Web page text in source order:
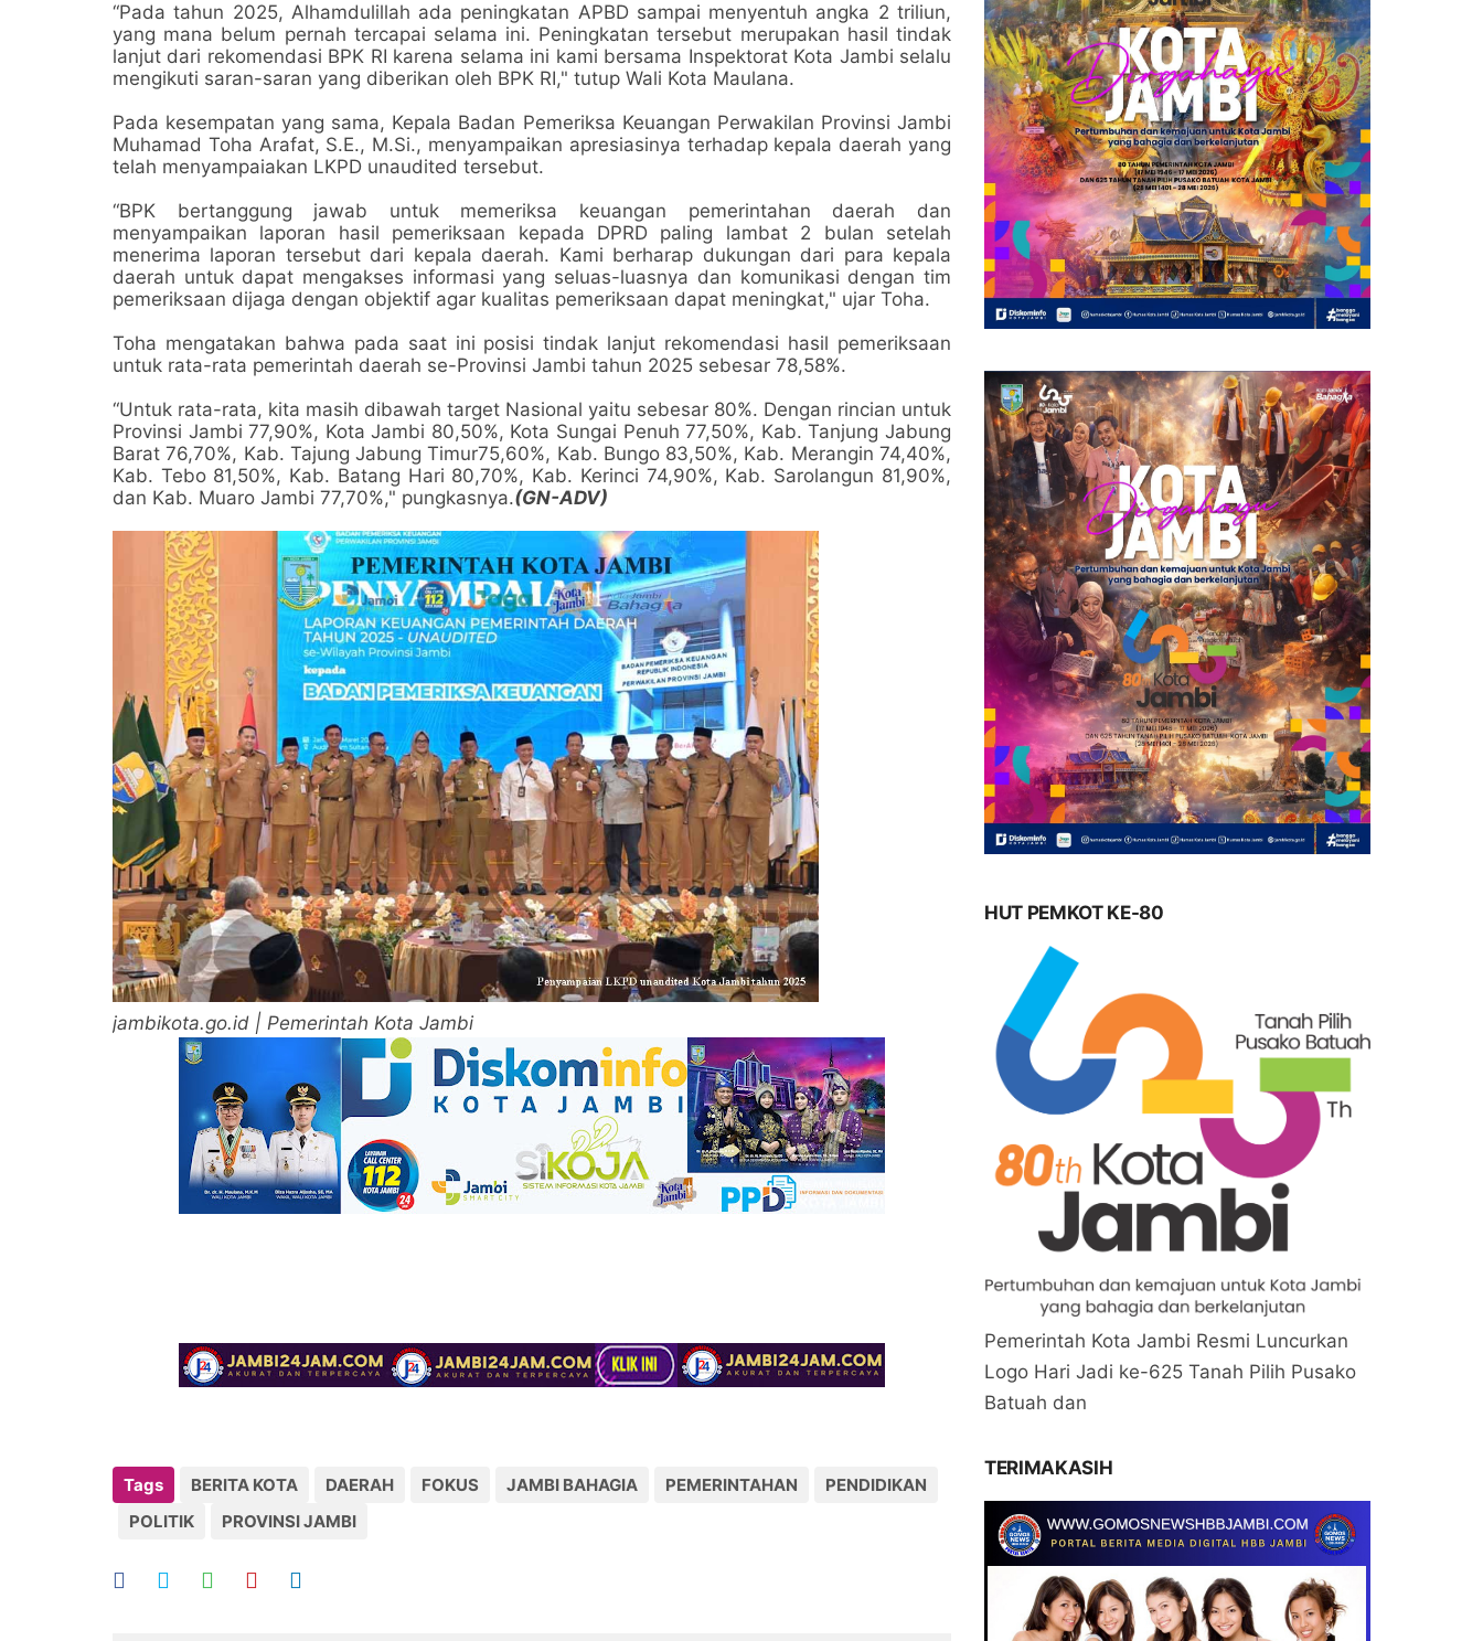
“Pada tahun 2025, Alhamdulillah ada peningkatan APBD sampai menyentuh angka 2 triliun,
yang mana belum pernah tercapai selama ini. Peningkatan tersebut merupakan hasil tindak
lanjut dari rekomendasi BPK RI karena selama ini kami bersama Inspektorat Kota Jambi selalu
mengikuti saran-saran yang diberikan oleh BPK RI," tutup Wali Kota Maulana.
Pada kesempatan yang sama, Kepala Badan Pemeriksa Keuangan Perwakilan Provinsi Jambi
Muhamad Toha Arafat, S.E., M.Si., menyampaikan apresiasinya terhadap kepala daerah yang
telah menyampaiakan LKPD unaudited tersebut.
“BPK bertanggung jawab untuk memeriksa keuangan pemerintahan daerah dan
menyampaikan laporan hasil pemeriksaan kepada DPRD paling lambat 2 bulan setelah
menerima laporan tersebut dari kepala daerah. Kami berharap dukungan dari para kepala
daerah untuk dapat mengakses informasi yang seluas-luasnya dan komunikasi dengan tim
pemeriksaan dijaga dengan objektif agar kualitas pemeriksaan dapat meningkat," ujar Toha.
Toha mengatakan bahwa pada saat ini posisi tindak lanjut rekomendasi hasil pemeriksaan
untuk rata-rata pemerintah daerah se-Provinsi Jambi tahun 2025 sebesar 78,58%.
“Untuk rata-rata, kita masih dibawah target Nasional yaitu sebesar 80%. Dengan rincian untuk
Provinsi Jambi 77,90%, Kota Jambi 80,50%, Kota Sungai Penuh 77,50%, Kab. Tanjung Jabung
Barat 76,70%, Kab. Tajung Jabung Timur75,60%, Kab. Bungo 83,50%, Kab. Merangin 74,40%,
Kab. Tebo 81,50%, Kab. Batang Hari 80,70%, Kab. Kerinci 74,90%, Kab. Sarolangun 81,90%,
dan Kab. Muaro Jambi 77,70%," pungkasnya.(GN-ADV)
jambikota.go.id | Pemerintah Kota Jambi
Tags BERITA KOTA DAERAH FOKUS JAMBI BAHAGIA PEMERINTAHAN
PENDIDIKAN
POLITIK
PROVINSI JAMBI
HUT PEMKOT KE-80
Pemerintah Kota Jambi Resmi Luncurkan
Logo Hari Jadi ke-625 Tanah Pilih Pusako
Batuah dan
TERIMAKASIH